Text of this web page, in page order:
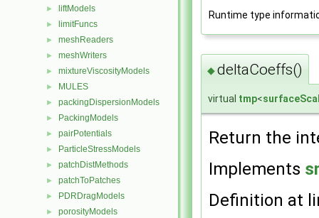
► liftModels
► limitFuncs
► meshReaders
► meshWriters
► mixtureViscosityModels
► MULES
► packingDispersionModels
► PackingModels
► pairPotentials
► ParticleStressModels
► patchDistMethods
► patchToPatches
► PDRDragModels
► porosityModels
Runtime type
◆deltaCoeffs()
virtual tmp<
Return the
Implements
Definition at